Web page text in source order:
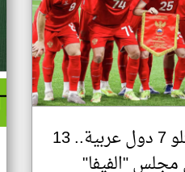
بينهم ممثلو 7 دول عربية.. 13
"الفيفا"